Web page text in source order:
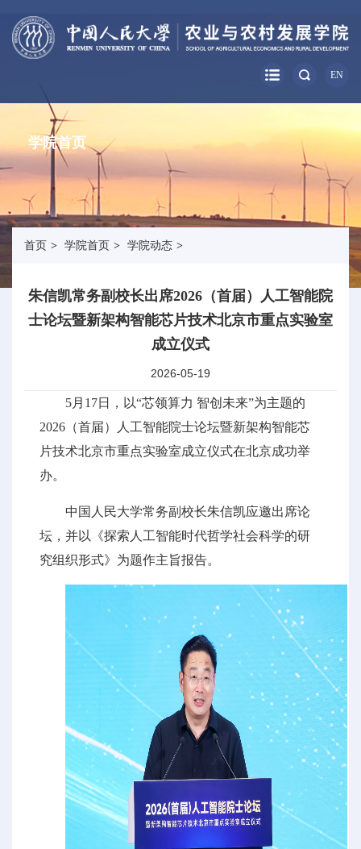
EN
学院首页
首页 > 学院首页 > 学院动态 >
朱信凯常务副校长出席2026（首届）人工智能院
士论坛暨新架构智能芯片技术北京市重点实验室
成立仪式
2026-05-19
5月17日，以“芯领算力 智创未来”为主题的
2026（首届）人工智能院士论坛暨新架构智能芯
片技术北京市重点实验室成立仪式在北京成功举
办。
中国人民大学常务副校长朱信凯应邀出席论
坛，并以《探索人工智能时代哲学社会科学的研
究组织形式》为题作主旨报告。